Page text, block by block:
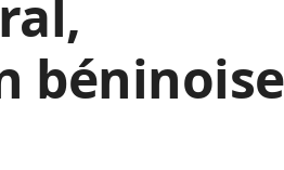
béninoise